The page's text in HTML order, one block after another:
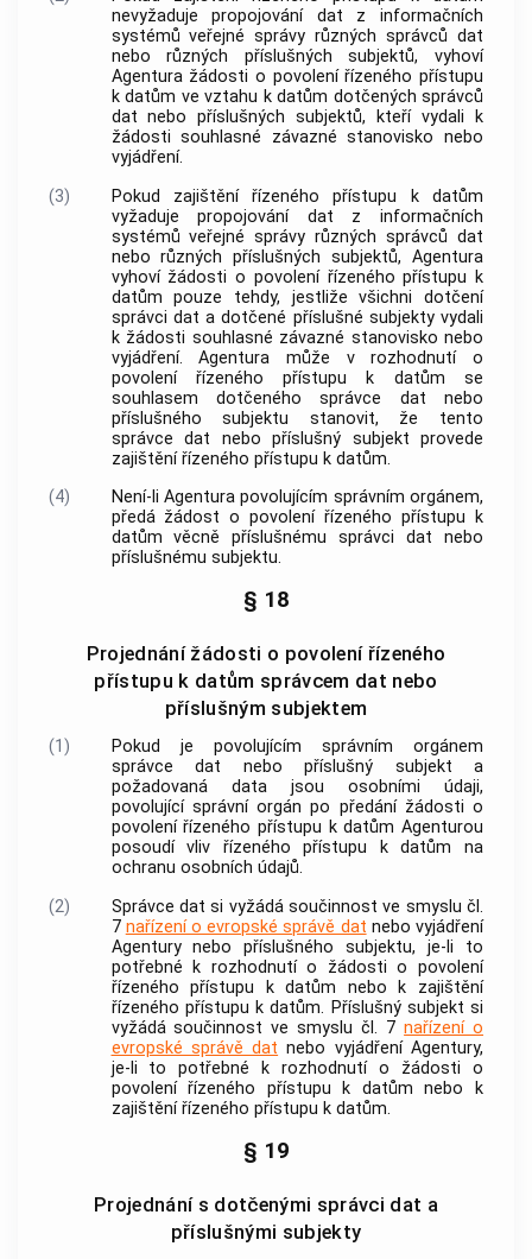
nevyžaduje propojování dat z informačních
systémů veřejné správy různých správců dat
nebo různých příslušných subjektů, vyhoví
Agentura žádosti o povolení řízeného přístupu
k datům ve vztahu k datům dotčených správců
dat nebo příslušných subjektů, kteří vydali k
žádosti souhlasné závazné stanovisko nebo
vyjádření.
(3)
Pokud zajištění řízeného přístupu k datům
vyžaduje propojování dat z informačních
systémů veřejné správy různých správců dat
nebo různých příslušných subjektů, Agentura
vyhoví žádosti o povolení řízeného přístupu k
datům pouze tehdy, jestliže všichni dotčení
správci dat a dotčené příslušné subjekty vydali
k žádosti souhlasné závazné stanovisko nebo
vyjádření. Agentura může v rozhodnutí o
povolení řízeného přístupu k datům se
souhlasem dotčeného správce dat nebo
příslušného subjektu stanovit, že tento
správce dat nebo příslušný subjekt provede
zajištění řízeného přístupu k datům.
(4)
Není-li Agentura povolujícím správním orgánem,
předá žádost o povolení řízeného přístupu k
datům věcně příslušnému správci dat nebo
příslušnému subjektu.
§ 18
Projednání žádosti o povolení řízeného
přístupu k datům správcem dat nebo
příslušným subjektem
(1)
Pokud je povolujícím správním orgánem
správce dat nebo příslušný subjekt a
požadovaná data jsou osobními údaji,
povolující správní orgán po předání žádosti o
povolení řízeného přístupu k datům Agenturou
posoudí vliv řízeného přístupu k datům na
ochranu osobních údajů.
(2)
Správce dat si vyžádá součinnost ve smyslu čl.
7 nařízení o evropské správě dat nebo vyjádření
Agentury nebo příslušného subjektu, je-li to
potřebné k rozhodnutí o žádosti o povolení
řízeného přístupu k datům nebo k zajištění
řízeného přístupu k datům. Příslušný subjekt si
vyžádá součinnost ve smyslu čl. 7nařízení o
evropské správě dat nebo vyjádření Agentury,
je-li to potřebné k rozhodnutí o žádosti o
povolení řízeného přístupu k datům nebo k
zajištění řízeného přístupu k datům.
§ 19
Projednání s dotčenými správci dat a
příslušnými subjekty